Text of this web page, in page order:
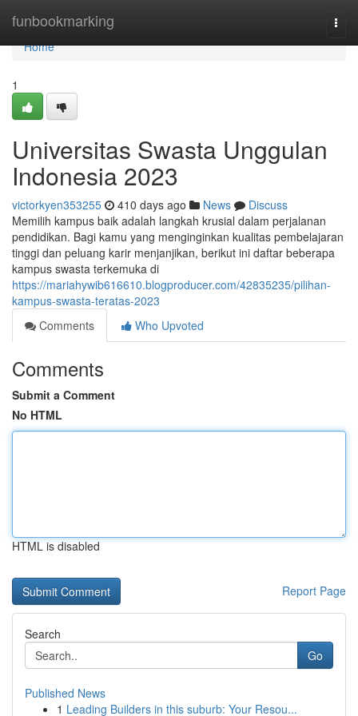
funbookmarking
Home
Home
1
Universitas Swasta Unggulan
Indonesia 2023
victorkyen353255 410 days ago News
Discuss
Memilih kampus baik adalah langkah krusial dalam perjalanan
pendidikan. Bagi kamu yang menginginkan kualitas pembelajaran
tinggi dan peluang karir menjanjikan, berikut ini daftar beberapa
kampus swasta terkemuka di
https://mariahywib616610.blogproducer.com/42835235/pilihan-
kampus-swasta-teratas-2023
Comments
Who Upvoted
Comments
Submit a Comment
No HTML
HTML is disabled
Report Page
Search
Go
Published News
1 Leading Builders in this suburb: Your Resou...